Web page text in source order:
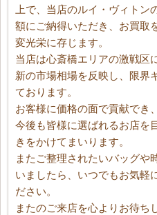
上で、当店のルイ・ヴィトン
額にご納得いただき、お買取
変光栄に存じます。
当店は心斎橋エリアの激戦区
新の市場相場を反映し、限界
ております。
お客様に価格の面で貢献でき
今後も皆様に選ばれるお店を
きをかけてまいります。
またご整理されたいバッグや
いましたら、いつでもお気軽
ださい。
またのご来店を心よりお待ち